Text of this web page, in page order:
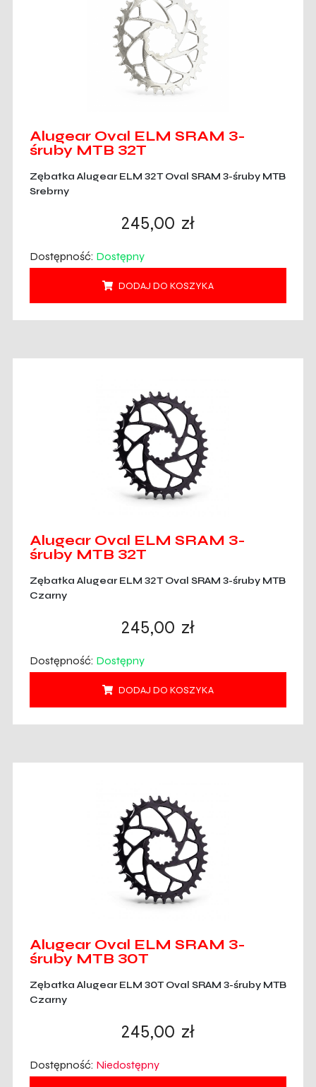
Alugear Oval ELM SRAM 3-
śruby MTB 32T
Zębatka Alugear ELM 32T Oval SRAM 3-śruby MTB
Srebrny
245,00 zł
Dostępność: Dostępny
DODAJ DO KOSZYKA
Alugear Oval ELM SRAM 3-
śruby MTB 32T
Zębatka Alugear ELM 32T Oval SRAM 3-śruby MTB
Czarny
245,00 zł
Dostępność: Dostępny
DODAJ DO KOSZYKA
Alugear Oval ELM SRAM 3-
śruby MTB 30T
Zębatka Alugear ELM 30T Oval SRAM 3-śruby MTB
Czarny
245,00 zł
Dostępność: Niedostępny